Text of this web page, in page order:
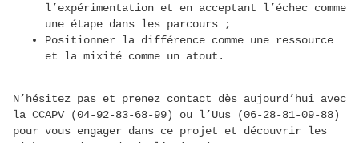
l’expérimentation et en acceptant l’échec comme
une étape dans les parcours ;
Positionner la différence comme une ressource
et la mixité comme un atout.
N’hésitez pas et prenez contact dès aujourd’hui avec
la CCAPV (04-92-83-68-99) ou l’Uus (06-28-81-09-88)
pour vous engager dans ce projet et découvrir les